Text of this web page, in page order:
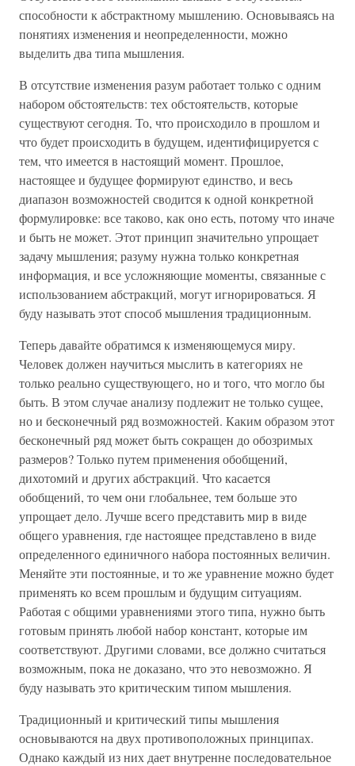
способности к абстрактному мышлению. Основываясь на
понятиях изменения и неопределенности, можно
выделить два типа мышления.
В отсутствие изменения разум работает только с одним
набором обстоятельств: тех обстоятельств, которые
существуют сегодня. То, что происходило в прошлом и
что будет происходить в будущем, идентифицируется с
тем, что имеется в настоящий момент. Прошлое,
настоящее и будущее формируют единство, и весь
диапазон возможностей сводится к одной конкретной
формулировке: все таково, как оно есть, потому что иначе
и быть не может. Этот принцип значительно упрощает
задачу мышления; разуму нужна только конкретная
информация, и все усложняющие моменты, связанные с
использованием абстракций, могут игнорироваться. Я
буду называть этот способ мышления традиционным.
Теперь давайте обратимся к изменяющемуся миру.
Человек должен научиться мыслить в категориях не
только реально существующего, но и того, что могло бы
быть. В этом случае анализу подлежит не только сущее,
но и бесконечный ряд возможностей. Каким образом этот
бесконечный ряд может быть сокращен до обозримых
размеров? Только путем применения обобщений,
дихотомий и других абстракций. Что касается
обобщений, то чем они глобальнее, тем больше это
упрощает дело. Лучше всего представить мир в виде
общего уравнения, где настоящее представлено в виде
определенного единичного набора постоянных величин.
Меняйте эти постоянные, и то же уравнение можно будет
применять ко всем прошлым и будущим ситуациям.
Работая с общими уравнениями этого типа, нужно быть
готовым принять любой набор констант, которые им
соответствуют. Другими словами, все должно считаться
возможным, пока не доказано, что это невозможно. Я
буду называть это критическим типом мышления.
Традиционный и критический типы мышления
основываются на двух противоположных принципах.
Однако каждый из них дает внутренне последовательное